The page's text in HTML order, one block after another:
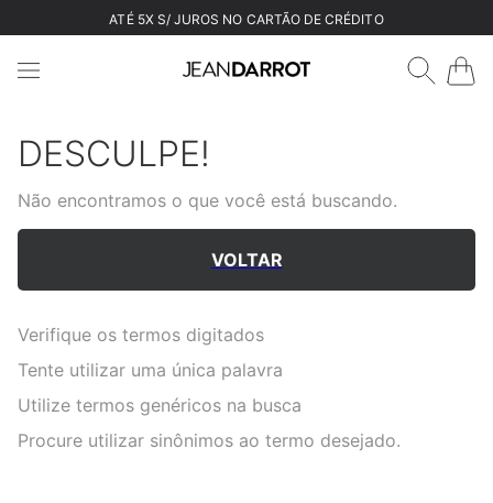
ATÉ 5X S/ JUROS NO CARTÃO DE CRÉDITO
DESCULPE!
Não encontramos o que você está buscando.
VOLTAR
Verifique os termos digitados
Tente utilizar uma única palavra
Utilize termos genéricos na busca
Procure utilizar sinônimos ao termo desejado.